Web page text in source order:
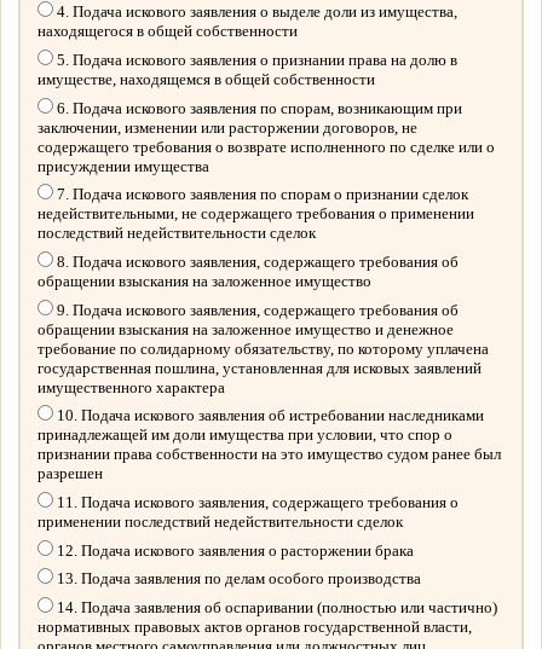
4. Подача искового заявления о выделе доли из имущества,
находящегося в общей собственности
5. Подача искового заявления о признании права на долю в
имуществе, находящемся в общей собственности
6. Подача искового заявления по спорам, возникающим при
заключении, изменении или расторжении договоров, не
содержащего требования о возврате исполненного по сделке или о
присуждении имущества
7. Подача искового заявления по спорам о признании сделок
недействительными, не содержащего требования о применении
последствий недействительности сделок
8. Подача искового заявления, содержащего требования об
обращении взыскания на заложенное имущество
9. Подача искового заявления, содержащего требования об
обращении взыскания на заложенное имущество и денежное
требование по солидарному обязательству, по которому уплачена
государственная пошлина, установленная для исковых заявлений
имущественного характера
10. Подача искового заявления об истребовании наследниками
принадлежащей им доли имущества при условии, что спор о
признании права собственности на это имущество судом ранее был
разрешен
11. Подача искового заявления, содержащего требования о
применении последствий недействительности сделок
12. Подача искового заявления о расторжении брака
13. Подача заявления по делам особого производства
14. Подача заявления об оспаривании (полностью или частично)
нормативных правовых актов органов государственной власти,